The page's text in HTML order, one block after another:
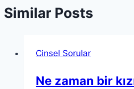
Similar Posts
Cinsel Sorular
Ne zaman bir